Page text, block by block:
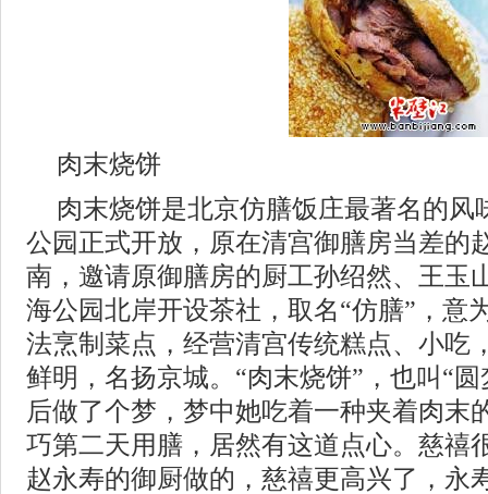
肉末烧饼
肉末烧饼是北京仿膳饭庄最著名的风
公园正式开放，原在清宫御膳房当差的
南，邀请原御膳房的厨工孙绍然、王玉
海公园北岸开设茶社，取名“仿膳”，意
法烹制菜点，经营清宫传统糕点、小吃
鲜明，名扬京城。“肉末烧饼”，也叫“
后做了个梦，梦中她吃着一种夹着肉末
巧第二天用膳，居然有这道点心。慈禧
赵永寿的御厨做的，慈禧更高兴了，永